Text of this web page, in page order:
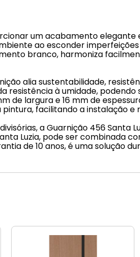
um acabamento
ao esconder
branco, harmoniza
alia sustentabilidade,
resistência à umidade,
de largura e 16 mm de
facilitando a instalação e
a Guarnição 456 Santa
Luzia, pode ser combinada
de 10 anos, é uma solução